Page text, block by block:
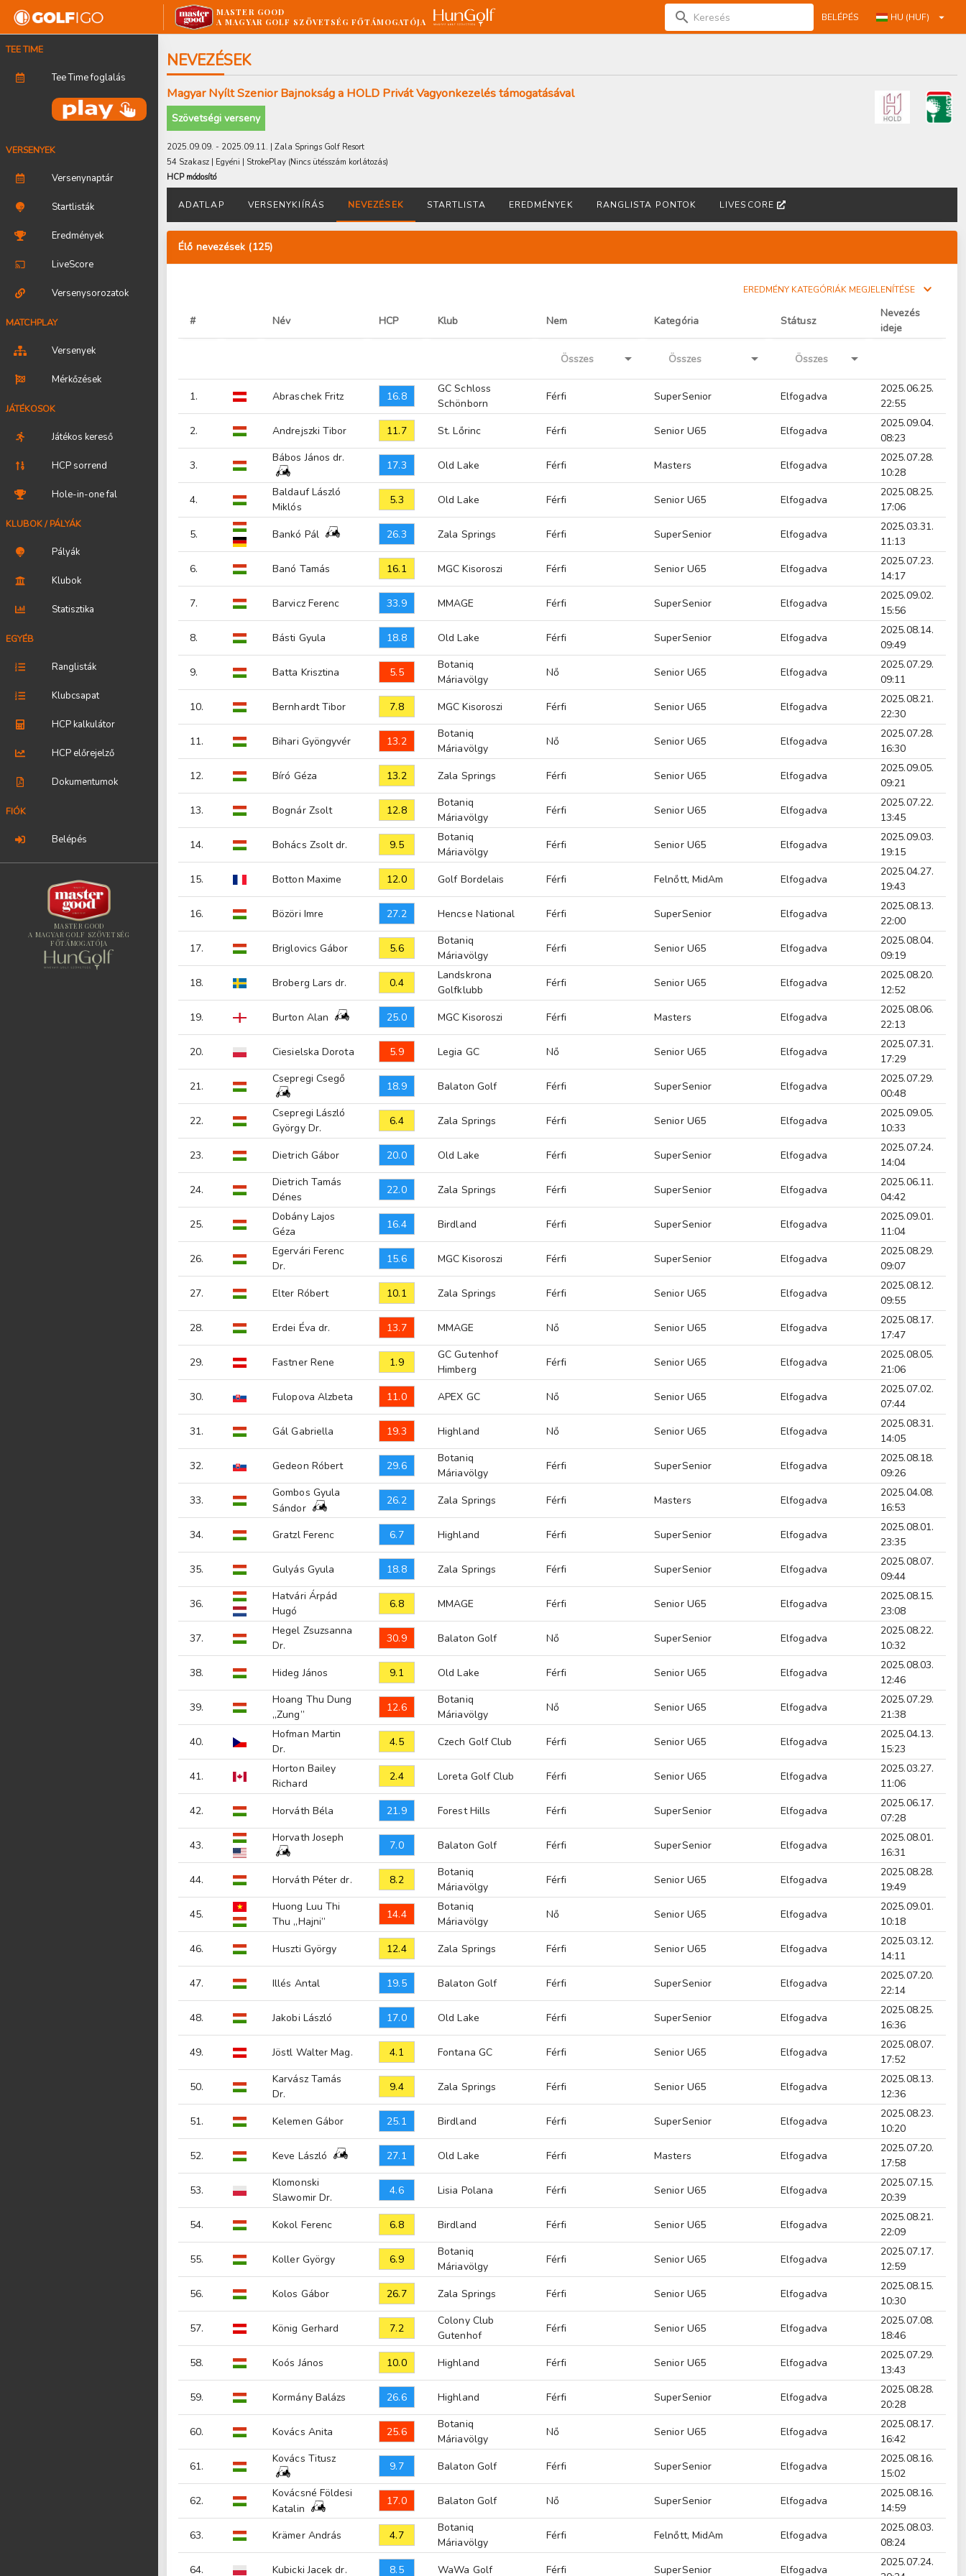
TEE TIME
Tee Time foglalás
VERSENYEK
Versenynaptár
Startlisták
Eredmények
LiveScore
Versenysorozatok
MATCHPLAY
Versenyek
Mérkőzések
JÁTÉKOSOK
Játékos kereső
HCP sorrend
Hole-in-one fal
KLUBOK / PÁLYÁK
Pályák
Klubok
Statisztika
EGYÉB
Ranglisták
Klubcsapat
HCP kalkulátor
HCP előrejelző
Dokumentumok
FIÓK
Belépés
MASTER GOOD
A MAGYAR GOLF SZÖVETSÉG
FŐTÁMOGATÓJA
MASTER GOOD
A MAGYAR GOLF SZÖVETSÉG FŐTÁMOGATÓJA
BELÉPÉS HU (HUF)
NEVEZÉSEK
Magyar Nyílt Szenior Bajnokság a HOLD Privát Vagyonkezelés támogatásával
Szövetségi verseny
2025.09.09. - 2025.09.11. | Zala Springs Golf Resort
54 Szakasz | Egyéni | StrokePlay (Nincs ütésszám korlátozás)
HCP módosító
ADATLAP VERSENYKIÍRÁS NEVEZÉSEK STARTLISTA EREDMÉNYEK RANGLISTA PONTOK LIVESCORE
Élő nevezések (125)
EREDMÉNY KATEGÓRIÁK MEGJELENÍTÉSE
# Név HCP Klub Nem Kategória Státusz
Nevezés
ideje
1. Abraschek Fritz 16.8
GC Schloss
Schönborn
Férfi SuperSenior Elfogadva
2025.06.25.
22:55
2.
Andrejszki Tibor 11.7 St. Lőrinc Férfi Senior U65 Elfogadva
2025.09.04.
08:23
3.
Bábos János dr.
17.3 Old Lake Férfi Masters Elfogadva
2025.07.28.
10:28
4.
Baldauf László
Miklós
5.3 Old Lake Férfi Senior U65 Elfogadva
2025.08.25.
17:06
5.
Bankó Pál 26.3 Zala Springs Férfi SuperSenior Elfogadva
2025.03.31.
11:13
6.
Banó Tamás 16.1 MGC Kisoroszi Férfi Senior U65 Elfogadva
2025.07.23.
14:17
7.
Barvicz Ferenc 33.9 MMAGE Férfi SuperSenior Elfogadva
2025.09.02.
15:56
8.
Básti Gyula 18.8 Old Lake Férfi SuperSenior Elfogadva
2025.08.14.
09:49
9.
Batta Krisztina 5.5
Botaniq
Máriavölgy
Nő Senior U65 Elfogadva
2025.07.29.
09:11
10.
Bernhardt Tibor 7.8 MGC Kisoroszi Férfi Senior U65 Elfogadva
2025.08.21.
22:30
11.
Bihari Gyöngyvér 13.2
Botaniq
Máriavölgy
Nő Senior U65 Elfogadva
2025.07.28.
16:30
12.
Bíró Géza 13.2 Zala Springs Férfi Senior U65 Elfogadva
2025.09.05.
09:21
13.
Bognár Zsolt 12.8
Botaniq
Máriavölgy
Férfi Senior U65 Elfogadva
2025.07.22.
13:45
14.
Bohács Zsolt dr. 9.5
Botaniq
Máriavölgy
Férfi Senior U65 Elfogadva
2025.09.03.
19:15
15.
Botton Maxime 12.0 Golf Bordelais Férfi Felnőtt, MidAm Elfogadva
2025.04.27.
19:43
16.
Bözöri Imre 27.2 Hencse National Férfi SuperSenior Elfogadva
2025.08.13.
22:00
17.
Briglovics Gábor 5.6
Botaniq
Máriavölgy
Férfi Senior U65 Elfogadva
2025.08.04.
09:19
18.
Broberg Lars dr. 0.4
Landskrona
Golfklubb
Férfi Senior U65 Elfogadva
2025.08.20.
12:52
19.
Burton Alan 25.0 MGC Kisoroszi Férfi Masters Elfogadva
2025.08.06.
22:13
20.
Ciesielska Dorota 5.9 Legia GC Nő Senior U65 Elfogadva
2025.07.31.
17:29
21.
Csepregi Csegő
18.9 Balaton Golf Férfi SuperSenior Elfogadva
2025.07.29.
00:48
22.
Csepregi László
György Dr.
6.4 Zala Springs Férfi Senior U65 Elfogadva
2025.09.05.
10:33
23.
Dietrich Gábor 20.0 Old Lake Férfi SuperSenior Elfogadva
2025.07.24.
14:04
24.
Dietrich Tamás
Dénes
22.0 Zala Springs Férfi SuperSenior Elfogadva
2025.06.11.
04:42
25.
Dobány Lajos
Géza
16.4 Birdland Férfi SuperSenior Elfogadva
2025.09.01.
11:04
26.
Egervári Ferenc
Dr.
15.6 MGC Kisoroszi Férfi SuperSenior Elfogadva
2025.08.29.
09:07
27.
Elter Róbert 10.1 Zala Springs Férfi Senior U65 Elfogadva
2025.08.12.
09:55
28.
Erdei Éva dr. 13.7 MMAGE Nő Senior U65 Elfogadva
2025.08.17.
17:47
29.
Fastner Rene 1.9
GC Gutenhof
Himberg
Férfi Senior U65 Elfogadva
2025.08.05.
21:06
30.
Fulopova Alzbeta 11.0 APEX GC Nő Senior U65 Elfogadva
2025.07.02.
07:44
31.
Gál Gabriella 19.3 Highland Nő Senior U65 Elfogadva
2025.08.31.
14:05
32.
Gedeon Róbert 29.6
Botaniq
Máriavölgy
Férfi SuperSenior Elfogadva
2025.08.18.
09:26
33.
Gombos Gyula
Sándor
26.2 Zala Springs Férfi Masters Elfogadva
2025.04.08.
16:53
34.
Gratzl Ferenc 6.7 Highland Férfi SuperSenior Elfogadva
2025.08.01.
23:35
35.
Gulyás Gyula 18.8 Zala Springs Férfi SuperSenior Elfogadva
2025.08.07.
09:44
36.
Hatvári Árpád
Hugó
6.8 MMAGE Férfi Senior U65 Elfogadva
2025.08.15.
23:08
37.
Hegel Zsuzsanna
Dr.
30.9 Balaton Golf Nő SuperSenior Elfogadva
2025.08.22.
10:32
38.
Hideg János 9.1 Old Lake Férfi Senior U65 Elfogadva
2025.08.03.
12:46
39.
Hoang Thu Dung
„Zung”
12.6
Botaniq
Máriavölgy
Nő Senior U65 Elfogadva
2025.07.29.
21:38
40.
Hofman Martin
Dr.
4.5 Czech Golf Club Férfi Senior U65 Elfogadva
2025.04.13.
15:23
41.
Horton Bailey
Richard
2.4 Loreta Golf Club Férfi Senior U65 Elfogadva
2025.03.27.
11:06
42.
Horváth Béla 21.9 Forest Hills Férfi SuperSenior Elfogadva
2025.06.17.
07:28
43.
Horvath Joseph
7.0 Balaton Golf Férfi SuperSenior Elfogadva
2025.08.01.
16:31
44.
Horváth Péter dr. 8.2
Botaniq
Máriavölgy
Férfi Senior U65 Elfogadva
2025.08.28.
19:49
45.
Huong Luu Thi
Thu „Hajni”
14.4
Botaniq
Máriavölgy
Nő Senior U65 Elfogadva
2025.09.01.
10:18
46.
Huszti György 12.4 Zala Springs Férfi Senior U65 Elfogadva
2025.03.12.
14:11
47.
Illés Antal 19.5 Balaton Golf Férfi SuperSenior Elfogadva
2025.07.20.
22:14
48.
Jakobi László 17.0 Old Lake Férfi SuperSenior Elfogadva
2025.08.25.
16:36
49.
Jöstl Walter Mag. 4.1 Fontana GC Férfi Senior U65 Elfogadva
2025.08.07.
17:52
50.
Karvász Tamás
Dr.
9.4 Zala Springs Férfi Senior U65 Elfogadva
2025.08.13.
12:36
51.
Kelemen Gábor 25.1 Birdland Férfi SuperSenior Elfogadva
2025.08.23.
10:20
52.
Keve László 27.1 Old Lake Férfi Masters Elfogadva
2025.07.20.
17:58
53.
Klomonski
Slawomir Dr.
4.6 Lisia Polana Férfi Senior U65 Elfogadva
2025.07.15.
20:39
54.
Kokol Ferenc 6.8 Birdland Férfi Senior U65 Elfogadva
2025.08.21.
22:09
55.
Koller György 6.9
Botaniq
Máriavölgy
Férfi Senior U65 Elfogadva
2025.07.17.
12:59
56.
Kolos Gábor 26.7 Zala Springs Férfi Senior U65 Elfogadva
2025.08.15.
10:30
57.
König Gerhard 7.2
Colony Club
Gutenhof
Férfi Senior U65 Elfogadva
2025.07.08.
18:46
58.
Koós János 10.0 Highland Férfi Senior U65 Elfogadva
2025.07.29.
13:43
59.
Kormány Balázs 26.6 Highland Férfi SuperSenior Elfogadva
2025.08.28.
20:28
60.
Kovács Anita 25.6
Botaniq
Máriavölgy
Nő Senior U65 Elfogadva
2025.08.17.
16:42
61.
Kovács Titusz
9.7 Balaton Golf Férfi SuperSenior Elfogadva
2025.08.16.
15:02
62.
Kovácsné Földesi
Katalin
17.0 Balaton Golf Nő SuperSenior Elfogadva
2025.08.16.
14:59
63.
Krämer András 4.7
Botaniq
Máriavölgy
Férfi Felnőtt, MidAm Elfogadva
2025.08.03.
08:24
64.
Kubicki Jacek dr. 8.5 WaWa Golf Férfi SuperSenior Elfogadva
2025.07.24.